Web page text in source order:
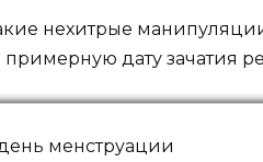
нехитрые
дату зачатия
менструации